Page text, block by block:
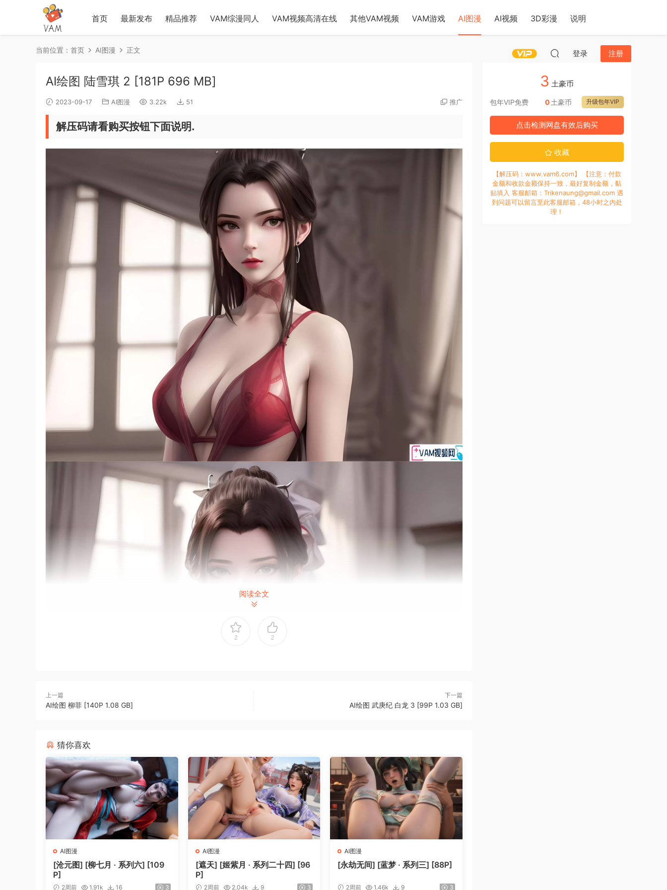
首页 最新发布 精品推荐 VAM综漫同人 VAM视频高清在线 其他VAM视频 VAM游戏 AI图漫 AI视频 3D彩漫 说明
登录 注册
当前位置： 首页 AI图漫 正文
AI绘图 陆雪琪 2 [181P 696 MB]
2023-09-17 AI图漫 3.22k 51 推广
解压码请看购买按钮下面说明.
阅读全文
2 2
上一篇
AI绘图 柳菲 [140P 1.08 GB]
下一篇
AI绘图 武庚纪 白龙 3 [99P 1.03 GB]
猜你喜欢
AI图漫
[沧元图] [柳七月 · 系列六] [109
P]
2周前 1.91k 16 3
AI图漫
[遮天] [姬紫月 · 系列二十四] [96
P]
2周前 2.04k 9 3
AI图漫
[永劫无间] [蓝梦 · 系列三] [88P]
2周前 1.46k 9 3
3 土豪币
包年VIP免费 升级包年VIP
0 土豪币
点击检测网盘有效后购买
收藏
【解压码：www.vam6.com】 【注意：付款
金额和收款金额保持一致，最好复制金额，黏
贴填入 客服邮箱：Trikenaung@gmail.com 遇
到问题可以留言至此客服邮箱，48小时之内处
理！